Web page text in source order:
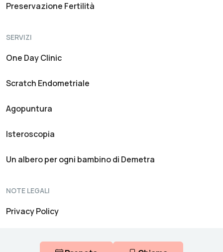
Preservazione Fertilità
SERVIZI
One Day Clinic
Scratch Endometriale
Agopuntura
Isteroscopia
Un albero per ogni bambino di Demetra
NOTE LEGALI
Privacy Policy